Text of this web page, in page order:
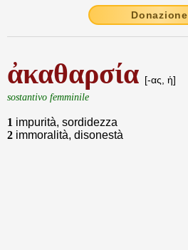
Donazione
ἀκαθαρσία [-ας, ἡ]
sostantivo femminile
1 impurità, sordidezza
2 immoralità, disonestà